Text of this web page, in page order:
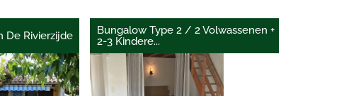
De Rivierzijde
Bungalow Type 2 / 2 Volwassenen +
2-3 Kindere...